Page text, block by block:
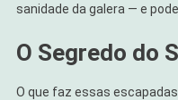
sanidade da galera — e
O Segredo do
O que faz essas